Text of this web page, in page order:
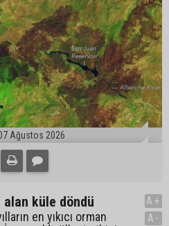
Ağustos 2026
alan küle döndü
en yıkıcı orman
A+
A-